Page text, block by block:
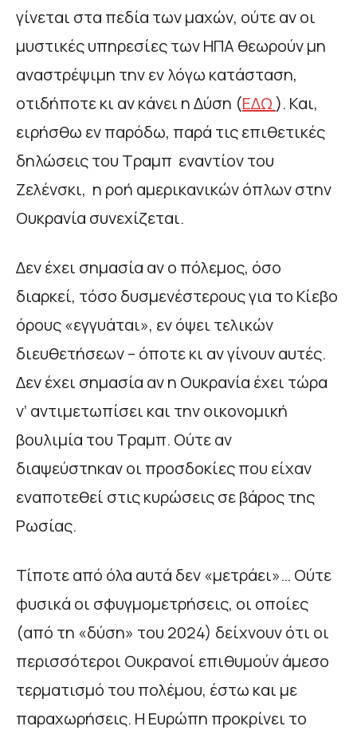
γίνεται στα πεδία των μαχών, ούτε αν οι
μυστικές υπηρεσίες των ΗΠΑ θεωρούν μη
αναστρέψιμη την εν λόγω κατάσταση,
οτιδήποτε κι αν κάνει η Δύση (ΕΔΩ). Και,
ειρήσθω εν παρόδω, παρά τις επιθετικές
δηλώσεις του Τραμπ εναντίον του
Ζελένσκι, η ροή αμερικανικών όπλων στην
Ουκρανία συνεχίζεται.
Δεν έχει σημασία αν ο πόλεμος, όσο
διαρκεί, τόσο δυσμενέστερους για το Κίεβο
όρους «εγγυάται», εν όψει τελικών
διευθετήσεων – όποτε κι αν γίνουν αυτές.
Δεν έχει σημασία αν η Ουκρανία έχει τώρα
ν’ αντιμετωπίσει και την οικονομική
βουλιμία του Τραμπ. Ούτε αν
διαψεύστηκαν οι προσδοκίες που είχαν
εναποτεθεί στις κυρώσεις σε βάρος της
Ρωσίας.
Τίποτε από όλα αυτά δεν «μετράει»… Ούτε
φυσικά οι σφυγμομετρήσεις, οι οποίες
(από τη «δύση» του 2024) δείχνουν ότι οι
περισσότεροι Ουκρανοί επιθυμούν άμεσο
τερματισμό του πολέμου, έστω και με
παραχωρήσεις. Η Ευρώπη προκρίνει το